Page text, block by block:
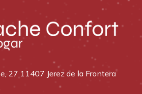
27 11407 Jerez de la Frontera